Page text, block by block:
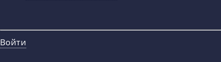
Войти